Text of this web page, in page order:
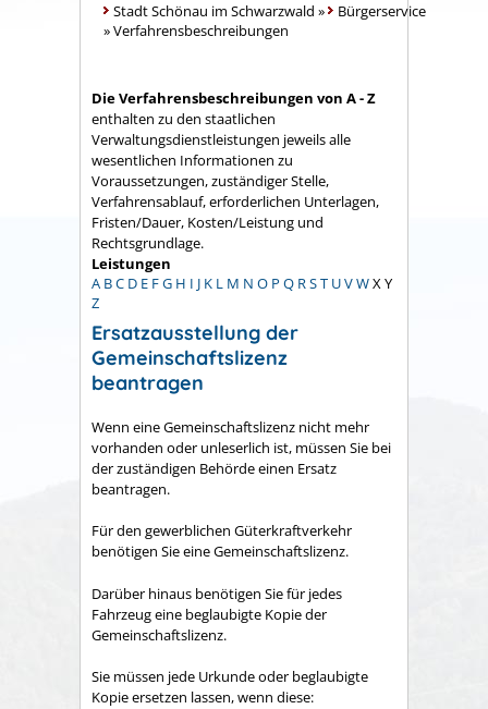
Stadt Schönau im Schwarzwald »
Bürgerservice
»Verfahrensbeschreibungen
Die Verfahrensbeschreibungen von A - Z
enthalten zu den staatlichen
Verwaltungsdienstleistungen jeweils alle
wesentlichen Informationen zu
Voraussetzungen, zuständiger Stelle,
Verfahrensablauf, erforderlichen Unterlagen,
Fristen/Dauer, Kosten/Leistung und
Rechtsgrundlage.
Leistungen
A BC D E FG H I J K L M N O P Q RST UVWX Y
Z
Ersatzausstellung der
Gemeinschaftslizenz
beantragen
Wenn eine Gemeinschaftslizenz nicht mehr
vorhanden oder unleserlich ist, müssen Sie bei
der zuständigen Behörde einen Ersatz
beantragen.
Für den gewerblichen Güterkraftverkehr
benötigen Sie eine Gemeinschaftslizenz.
Darüber hinaus benötigen Sie für jedes
Fahrzeug eine beglaubigte Kopie der
Gemeinschaftslizenz.
Sie müssen jede Urkunde oder beglaubigte
Kopie ersetzen lassen, wenn diese: